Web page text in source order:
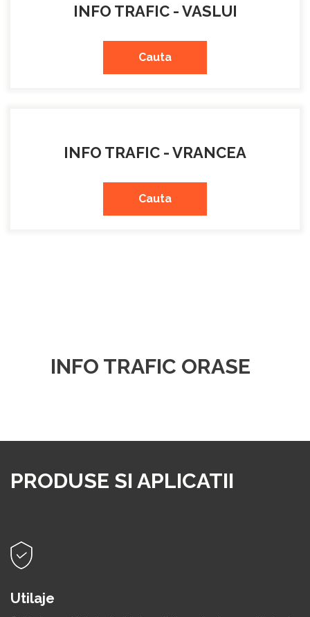
INFO TRAFIC - VASLUI
Cauta
INFO TRAFIC - VRANCEA
Cauta
INFO TRAFIC ORASE
PRODUSE SI APLICATII
Utilaje